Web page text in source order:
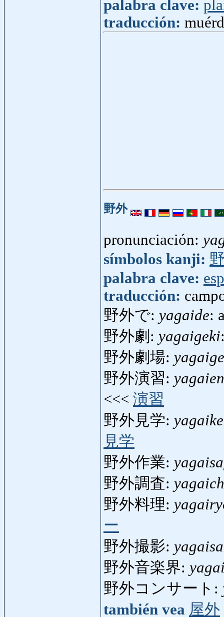
palabra clave:
traducción:
野外
pronunciación:
símbolos kanji:
palabra clave:
traducción:
野外で: yagaide:
野外劇: yagaigeki
野外劇場:
野外演習:
<<< 演習
野外見学:
見学
野外作業:
野外調査:
野外料理:
ー
野外撮影:
野外音楽界:
野外コンサート:
también vea 屋外